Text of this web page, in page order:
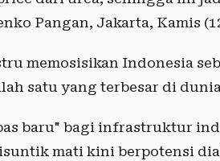
Pangan, Jakarta, Kamis
memosisikan Indonesia
satu yang terbesar di
baru" bagi infrastruktur
mati kini berpotensi